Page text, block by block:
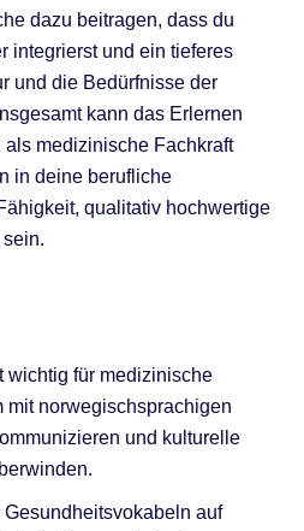
dazu beitragen, dass du
integrierst und ein tieferes
und die Bedürfnisse der
kann das Erlernen
medizinische Fachkraft
in deine berufliche
qualitativ hochwertige
wichtig für medizinische
mit norwegischsprachigen
und kulturelle
auf